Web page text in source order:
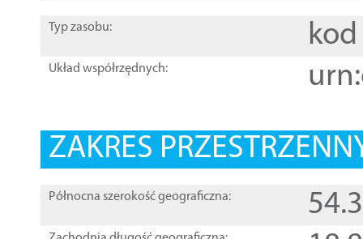
Typ zasobu: kod
Układ współrzędnych:
ZAKRES
Północna szerokość geograficzna: